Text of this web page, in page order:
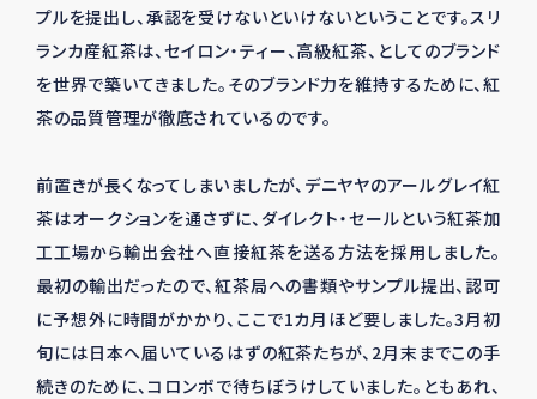
プルを提出し、承認を受けないといけないということです。スリ
ランカ産紅茶は、セイロン・ティー、高級紅茶、としてのブランド
を世界で築いてきました。そのブランド力を維持するために、紅
茶の品質管理が徹底されているのです。
前置きが長くなってしまいましたが、デニヤヤのアールグレイ紅
茶はオークションを通さずに、ダイレクト・セールという紅茶加
工工場から輸出会社へ直接紅茶を送る方法を採用しました。
最初の輸出だったので、紅茶局への書類やサンプル提出、認可
に予想外に時間がかかり、ここで1カ月ほど要しました。3月初
旬には日本へ届いているはずの紅茶たちが、2月末までこの手
続きのために、コロンボで待ちぼうけしていました。ともあれ、